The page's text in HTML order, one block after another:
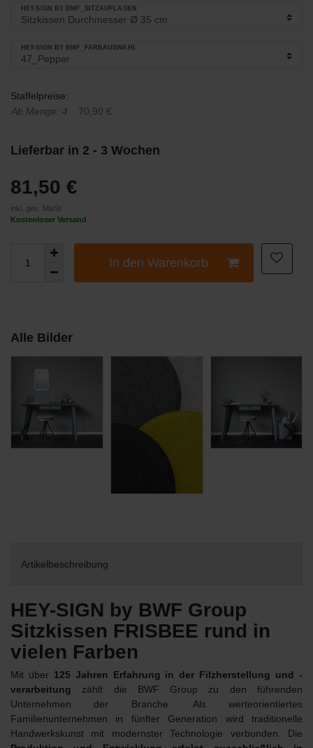
HEY-SIGN BY BMF_SITZAUFLAGEN
HEY-SIGN BY BMF_FARBAUSWAHL
Staffelpreise:
Ab Menge: 4
70,90 €
Lieferbar in 2 - 3 Wochen
81,50 €
inkl. ges. MwSt
Kostenloser Versand
In den Warenkorb
Alle Bilder
Artikelbeschreibung
HEY-SIGN by BWF Group
Sitzkissen FRISBEE rund in
vielen Farben
Mit über 125 Jahren Erfahrung in der Filzherstellung und -
verarbeitung zählt die BWF Group zu den führenden
Unternehmen der Branche. Als werteorientiertes
Familienunternehmen in fünfter Generation wird traditionelle
Handwerkskunst mit modernster Technologie verbunden. Die